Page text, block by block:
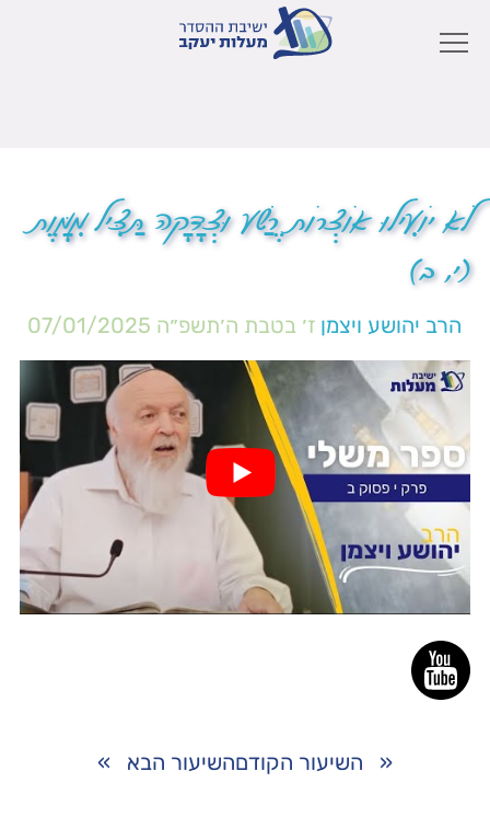
לֹא יוֹעִילוּ אוֹצְרוֹת רֶשַׁע וּצְדָקָה תַּצִּיל מִמָּוֶת
(י, ב)
הרב יהושע ויצמן ז׳ בטבת ה׳תשפ״ה 07/01/2025
« השיעור הקודםהשיעור הבא »